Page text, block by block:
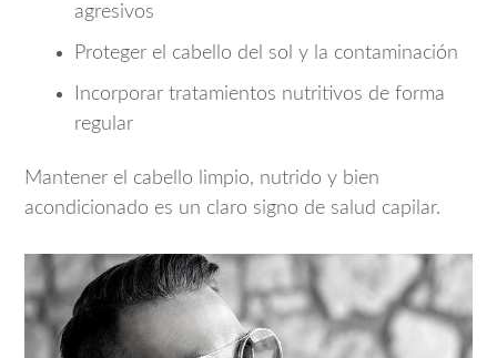
agresivos
Proteger el cabello del sol y la contaminación
Incorporar tratamientos nutritivos de forma
regular
Mantener el cabello limpio, nutrido y bien
acondicionado es un claro signo de salud capilar.